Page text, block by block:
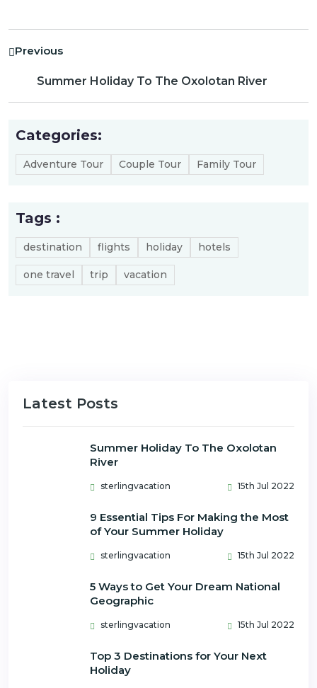
Previous
Summer Holiday To The Oxolotan River
Categories:
Adventure Tour Couple Tour Family Tour
Tags :
destination flights holiday hotels
one travel trip vacation
Latest Posts
Summer Holiday To The Oxolotan
River
sterlingvacation 15th Jul 2022
9 Essential Tips For Making the Most
of Your Summer Holiday
sterlingvacation 15th Jul 2022
5 Ways to Get Your Dream National
Geographic
sterlingvacation 15th Jul 2022
Top 3 Destinations for Your Next
Holiday